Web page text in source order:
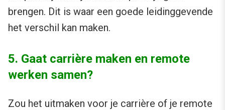
brengen. Dit is waar een goede leidinggevende
het verschil kan maken.
5. Gaat carrière maken en remote
werken samen?
Zou het uitmaken voor je carrière of je remote